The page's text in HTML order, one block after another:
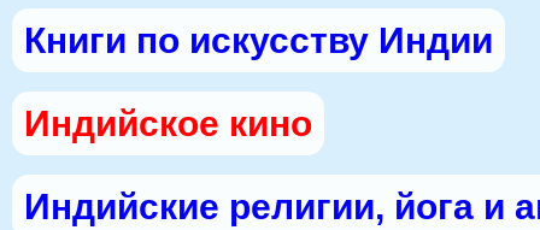
Книги по искусству Индии
Индийское кино
Индийские религии, йога и